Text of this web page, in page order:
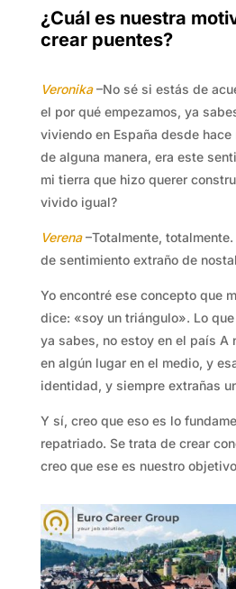
¿Cuál es nuestra
crear puentes?
Veronika –No sé si estás de
el por qué empezamos, ya
viviendo en España desde hace
de alguna manera, era este
mi tierra que hizo querer
vivido igual?
Verena –Totalmente,
de sentimiento extraño de
Yo encontré ese concepto que
dice: «soy un triángulo». Lo
ya sabes, no estoy en el país A
en algún lugar en el medio, y
identidad, y siempre extrañas
Y sí, creo que eso es lo
repatriado. Se trata de crear
creo que ese es nuestro